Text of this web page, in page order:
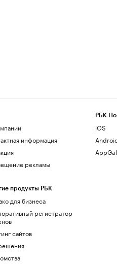
информация
рекламы
продукты РБК
для бизнеса
регистратор
сайтов
РБК
iOS